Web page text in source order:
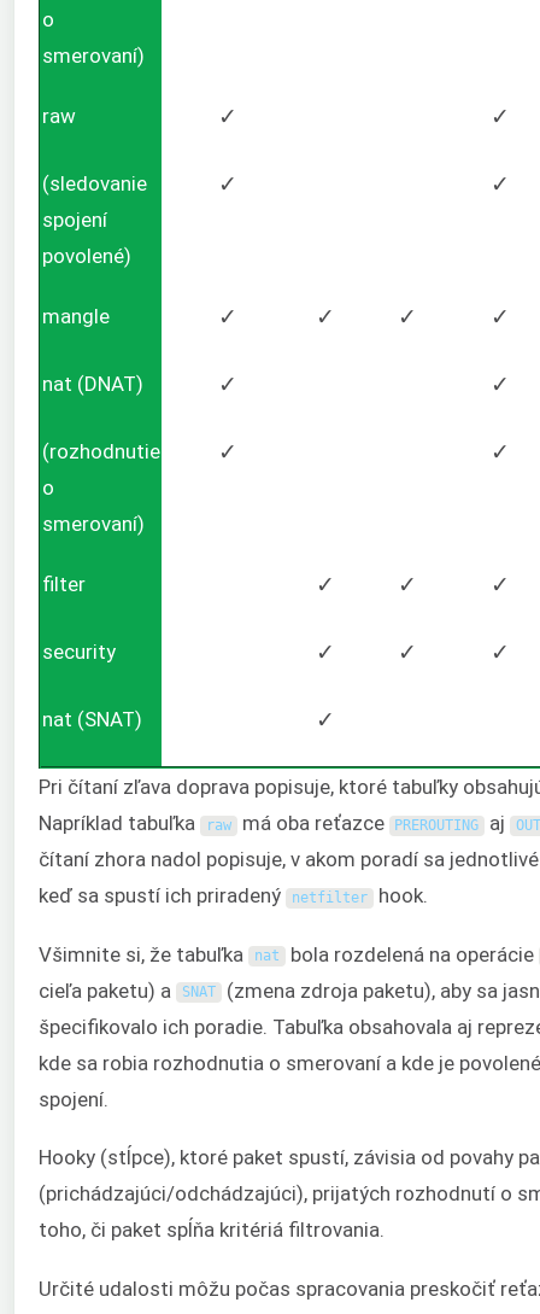
o
smerovaní)
raw ✓ ✓
(sledovanie
spojení
povolené)
✓ ✓
mangle ✓ ✓ ✓ ✓
nat (DNAT) ✓ ✓
(rozhodnutie
o
smerovaní)
✓ ✓
filter ✓ ✓ ✓
security ✓ ✓ ✓
nat (SNAT) ✓
Pri čítaní zľava doprava popisuje, ktoré tabuľky
Napríklad tabuľka
raw má oba reťazce PREROUTING aj
čítaní zhora nadol popisuje, v akom poradí sa
keď sa spustí ich priradený
netfilter hook.
Všimnite si, že tabuľka nat bola rozdelená na operácie
cieľa paketu) a
SNAT (zmena zdroja paketu), aby sa
špecifikovalo ich poradie. Tabuľka obsahovala aj
kde sa robia rozhodnutia o smerovaní a kde je
spojení.
Hooky (stĺpce), ktoré paket spustí, závisia od povahy
(prichádzajúci/odchádzajúci), prijatých rozhodnutí o
toho, či paket spĺňa kritériá filtrovania.
Určité udalosti môžu počas spracovania preskočiť